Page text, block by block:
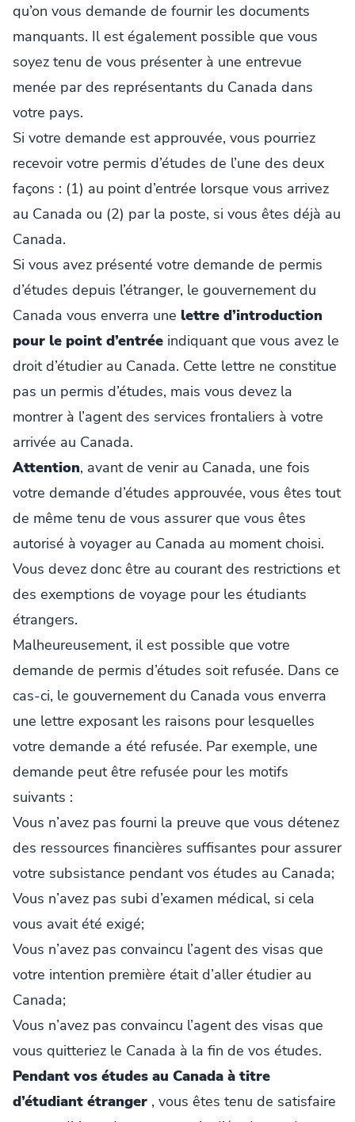
qu’on vous demande de fournir les documents
manquants. Il est également possible que vous
soyez tenu de vous présenter à une entrevue
menée par des représentants du Canada dans
votre pays.
Si votre demande est approuvée, vous pourriez
recevoir votre permis d’études de l’une des deux
façons : (1) au point d’entrée lorsque vous arrivez
au Canada ou (2) par la poste, si vous êtes déjà au
Canada.
Si vous avez présenté votre demande de permis
d’études depuis l’étranger, le gouvernement du
Canada vous enverra une lettre d’introduction
pour le point d’entrée indiquant que vous avez le
droit d’étudier au Canada. Cette lettre ne constitue
pas un permis d’études, mais vous devez la
montrer à l’agent des services frontaliers à votre
arrivée au Canada.
Attention, avant de venir au Canada, une fois
votre demande d’études approuvée, vous êtes tout
de même tenu de vous assurer que vous êtes
autorisé à voyager au Canada au moment choisi.
Vous devez donc être au courant des restrictions et
des exemptions de voyage pour les étudiants
étrangers.
Malheureusement, il est possible que votre
demande de permis d’études soit refusée. Dans ce
cas-ci, le gouvernement du Canada vous enverra
une lettre exposant les raisons pour lesquelles
votre demande a été refusée. Par exemple, une
demande peut être refusée pour les motifs
suivants :
Vous n’avez pas fourni la preuve que vous détenez
des ressources financières suffisantes pour assurer
votre subsistance pendant vos études au Canada;
Vous n’avez pas subi d’examen médical, si cela
vous avait été exigé;
Vous n’avez pas convaincu l’agent des visas que
votre intention première était d’aller étudier au
Canada;
Vous n’avez pas convaincu l’agent des visas que
vous quitteriez le Canada à la fin de vos études.
Pendant vos études au Canada à titre
d’étudiant étranger , vous êtes tenu de satisfaire